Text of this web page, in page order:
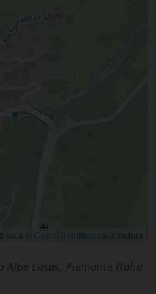
data © OpenStreetMap contributors
Lasas, Piemonte Italia